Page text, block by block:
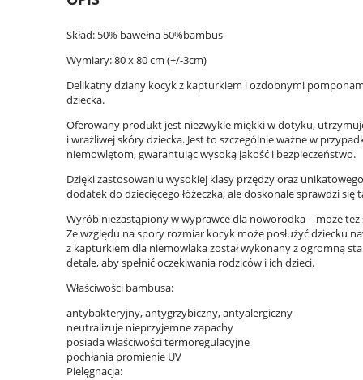
Skład: 50% bawełna 50%bambus
Wymiary: 80 x 80 cm (+/-3cm)
Delikatny dziany kocyk z kapturkiem i ozdobnymi
dziecka.
Oferowany produkt jest niezwykle miękki w dotyku,
i wrażliwej skóry dziecka. Jest to szczególnie ważne w
niemowlętom, gwarantując wysoką jakość i bezpieczeństwo.
Dzięki zastosowaniu wysokiej klasy przędzy oraz
dodatek do dziecięcego łóżeczka, ale doskonale sprawdzi się
Wyrób niezastąpiony w wyprawce dla noworodka – może
Ze względu na spory rozmiar kocyk może posłużyć dziecku
z kapturkiem dla niemowlaka został wykonany z ogromną
detale, aby spełnić oczekiwania rodziców i ich dzieci.
Właściwości bambusa:
antybakteryjny, antygrzybiczny, antyalergiczny
neutralizuje nieprzyjemne zapachy
posiada właściwości termoregulacyjne
pochłania promienie UV
Pielęgnacja: